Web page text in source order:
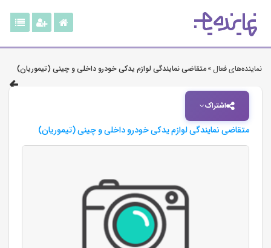
نماینده‌های فعال »متقاضی نمایندگی لوازم یدکی خودرو داخلی و چینی (تیموریان)
اشتراک
متقاضی نمایندگی لوازم یدکی خودرو داخلی و چینی (تیموریان)